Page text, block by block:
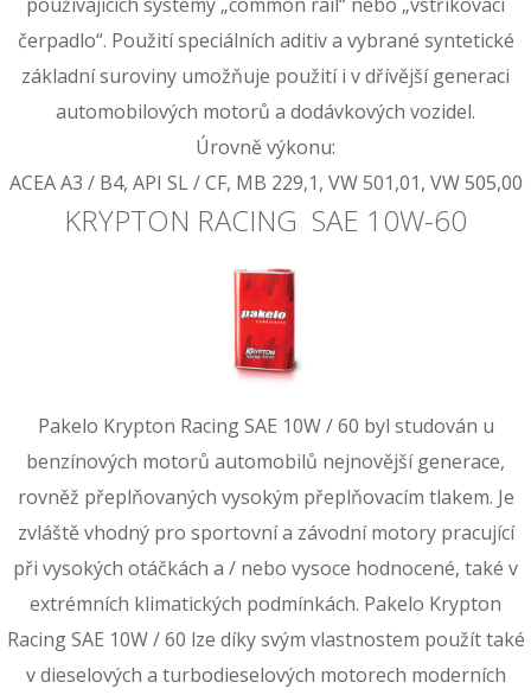
čerpadlo“. Použití speciálních aditiv a vybrané syntetické
základní suroviny umožňuje použití i v dřívější generaci
automobilových motorů a dodávkových vozidel.
Úrovně výkonu:
ACEA A3 / B4, API SL / CF, MB 229,1, VW 501,01, VW 505,00
KRYPTON RACING SAE 10W-60
Pakelo Krypton Racing SAE 10W / 60 byl studován u
benzínových motorů automobilů nejnovější generace,
rovněž přeplňovaných vysokým přeplňovacím tlakem. Je
zvláště vhodný pro sportovní a závodní motory pracující
při vysokých otáčkách a / nebo vysoce hodnocené, také v
extrémních klimatických podmínkách. Pakelo Krypton
Racing SAE 10W / 60 lze díky svým vlastnostem použít také
v dieselových a turbodieselových motorech moderních